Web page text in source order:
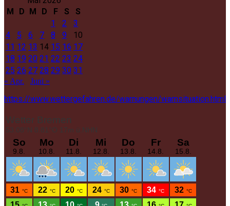
M
D M D F S
S
1
2
3
4
5 6 7 8 9
10
11 12 13 14 15 16 17
18 19 20 21 22 23 24
25 26 27 28 29 30 31
« Apr. Juni »
https://www.wettergefahren.de/warnungen/warnsituation.html